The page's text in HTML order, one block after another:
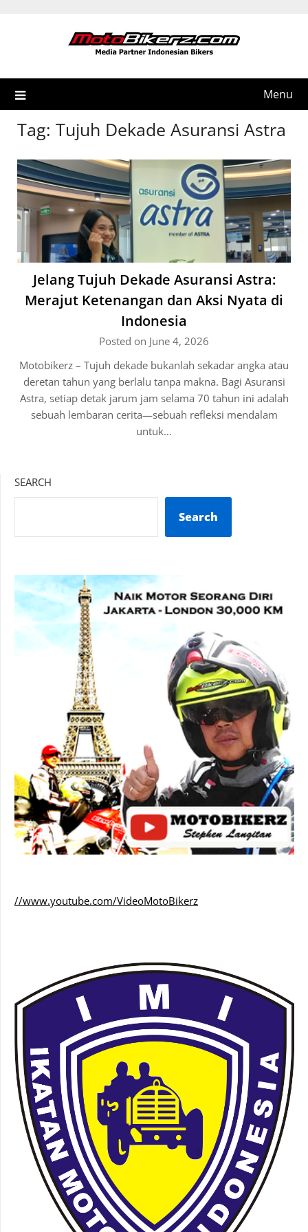
Menu
Tag: Tujuh Dekade Asuransi Astra
Jelang Tujuh Dekade Asuransi Astra:
Merajut Ketenangan dan Aksi Nyata di
Indonesia
Posted on June 4, 2026
Motobikerz – Tujuh dekade bukanlah sekadar angka atau
deretan tahun yang berlalu tanpa makna. Bagi Asuransi
Astra, setiap detak jarum jam selama 70 tahun ini adalah
sebuah lembaran cerita—sebuah refleksi mendalam
untuk…
SEARCH
Search
//www.youtube.com/VideoMotoBikerz